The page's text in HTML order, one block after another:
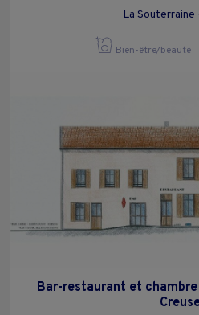
La
Bien-être/beauté
Bar-restaurant et chambre